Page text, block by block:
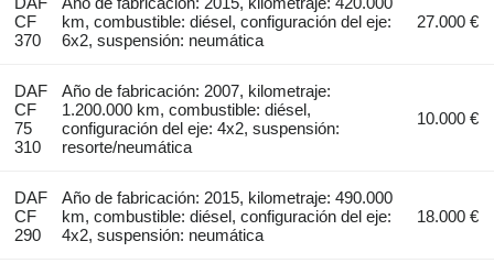
CF
370
km, combustible: diésel, configuración del eje:
6x2, suspensión: neumática
27.000 €
DAF
CF
75
310
Año de fabricación: 2007, kilometraje:
1.200.000 km, combustible: diésel,
configuración del eje: 4x2, suspensión:
resorte/neumática
10.000 €
DAF
CF
290
Año de fabricación: 2015, kilometraje: 490.000
km, combustible: diésel, configuración del eje:
4x2, suspensión: neumática
18.000 €